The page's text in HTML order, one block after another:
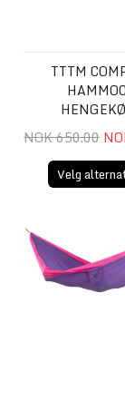
TTTM
NOK 650.00
Velg
Ticket To The